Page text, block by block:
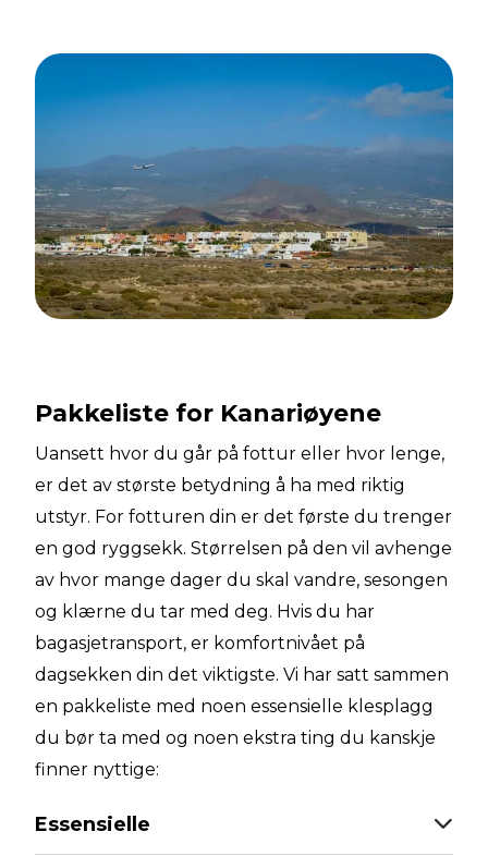
Pakkeliste for Kanariøyene
Uansett hvor du går på fottur eller hvor lenge,
er det av største betydning å ha med riktig
utstyr. For fotturen din er det første du trenger
en god ryggsekk. Størrelsen på den vil avhenge
av hvor mange dager du skal vandre, sesongen
og klærne du tar med deg. Hvis du har
bagasjetransport, er komfortnivået på
dagsekken din det viktigste. Vi har satt sammen
en pakkeliste med noen essensielle klesplagg
du bør ta med og noen ekstra ting du kanskje
finner nyttige:
Essensielle